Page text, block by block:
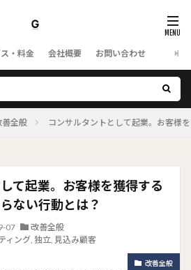
・料金 会社概要 お問い合わせ
善全般 コンサルタントとして起業。お客様
て起業。お客様を獲得する
ない行動とは？
07
改善全般
ィング, 独立, 見込み顧客
改善全般